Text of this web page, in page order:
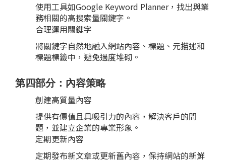
使用工具如Google Keyword Planner，找出與業
務相關的高搜索量關鍵字。
合理運用關鍵字
將關鍵字自然地融入網站內容、標題、元描述和
標題標籤中，避免過度堆砌。
第四部分：內容策略
創建高質量內容
提供有價值且具吸引力的內容，解決客戶的問
題，並建立企業的專業形象。
定期更新內容
定期發布新文章或更新舊內容，保持網站的新鮮